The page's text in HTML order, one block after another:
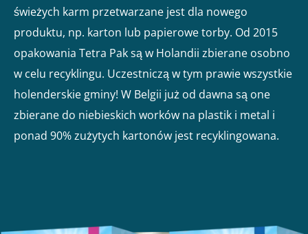
świeżych karm przetwarzane jest dla nowego
produktu, np. karton lub papierowe torby. Od 2015
opakowania Tetra Pak są w Holandii zbierane osobno
w celu recyklingu. Uczestniczą w tym prawie wszystkie
holenderskie gminy! W Belgii już od dawna są one
zbierane do niebieskich worków na plastik i metal i
ponad 90% zużytych kartonów jest recyklingowana.